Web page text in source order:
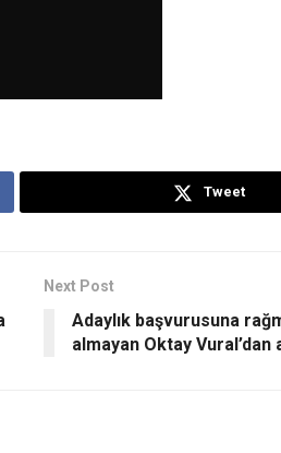
Tweet
Next Post
Adaylık başvurusuna
almayan Oktay Vural’dan